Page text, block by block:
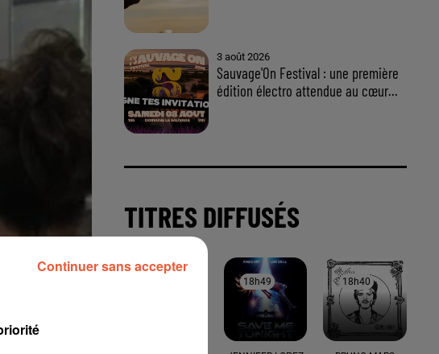
3 août 2026
Sauvage'On Festival : une première
édition électro attendue au cœur...
TITRES DIFFUSÉS
18h49
18h49 18h40
18h40
Continuer sans accepter